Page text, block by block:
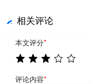
相关评论
本文评分*
评论内容*